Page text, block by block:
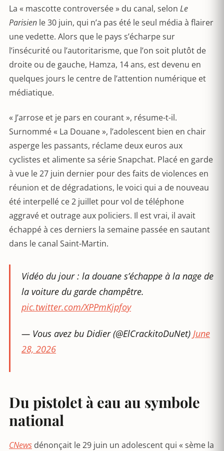
La « mascotte controversée » du canal, selon Le
Parisien le 30 juin, qui n’a pas été le seul média à flairer
une vedette. Alors que le pays s’écharpe sur
l’insécurité ou l’autoritarisme, que l’on soit plutôt de
droite ou de gauche, Hamza, 14 ans, est devenu en
quelques jours le centre de l’attention numérique et
médiatique.
« J’arrose et je pars en courant », résume-t-il.
Surnommé « La Douane », l’adolescent bien en chair
asperge les passants, réclame deux euros aux
cyclistes et alimente sa série Snapchat. Placé en garde
à vue le 27 juin dernier pour des faits de violences en
réunion et de dégradations, le voici qui a de nouveau
été interpellé ce 2 juillet pour vol de téléphone
aggravé et outrage aux policiers. Il est vrai, il avait
échappé à ces derniers la semaine passée en sautant
dans le canal Saint-Martin.
Vidéo du jour : la douane s’échappe à la nage de
la voiture du garde champêtre.
pic.twitter.com/XPPmKjpfoy
— Vous avez bu Didier (@ElCrackitoDuNet) June
28, 2026
Du pistolet à eau au symbole
national
CNews dénonçait le 29 juin un adolescent qui « sème la